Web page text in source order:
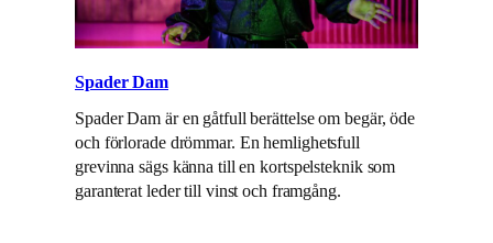
Spader Dam
Spader Dam är en gåtfull berättelse om begär, öde
och förlorade drömmar. En hemlighetsfull
grevinna sägs känna till en kortspelsteknik som
garanterat leder till vinst och framgång.